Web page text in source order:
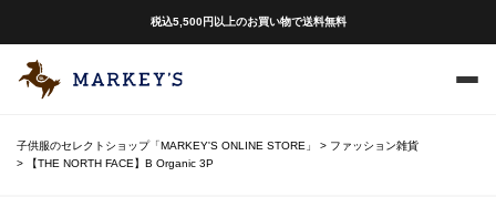
税込5,500円以上のお買い物で送料無料
子供服のセレクトショップ「MARKEY'S ONLINE STORE」
ファッション雑貨
【THE NORTH FACE】B Organic 3P